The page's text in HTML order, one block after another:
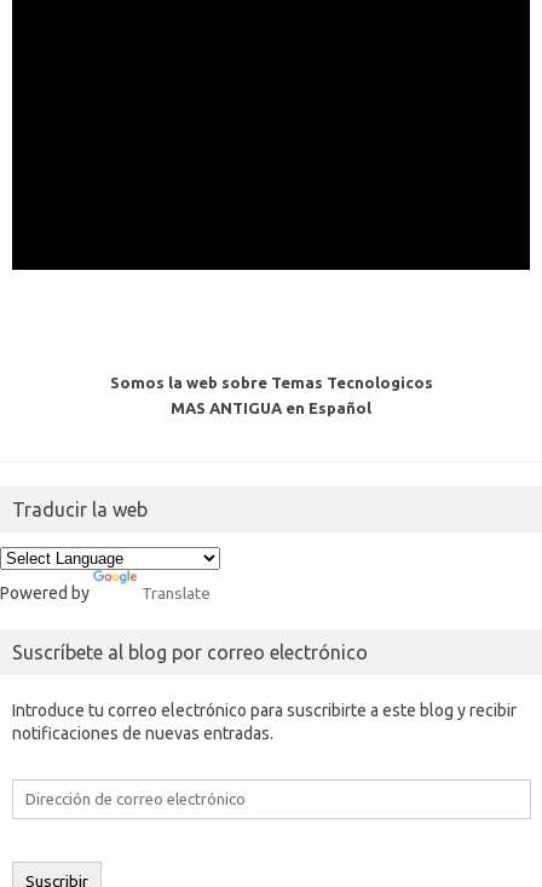
Somos la web sobre Temas Tecnologicos
MAS ANTIGUA en Español
Traducir la web
Powered by Translate
Suscríbete al blog por correo electrónico
Introduce tu correo electrónico para suscribirte a este blog y recibir
notificaciones de nuevas entradas.
Dirección
electrónico
Suscribir